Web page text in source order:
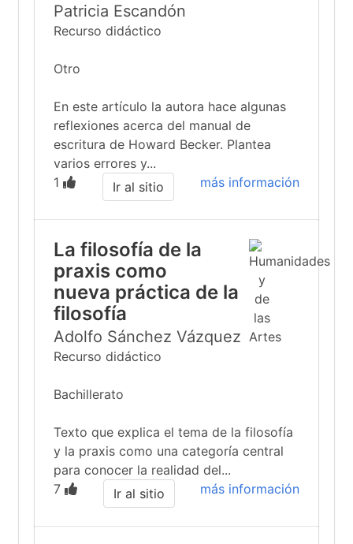
Patricia Escandón
Recurso didáctico
Otro
En este artículo la autora hace algunas
reflexiones acerca del manual de
escritura de Howard Becker. Plantea
varios errores y...
1
más información
Ir al sitio
La filosofía de la
praxis como
nueva práctica de la
filosofía
Adolfo Sánchez Vázquez
Recurso didáctico
Bachillerato
Texto que explica el tema de la filosofía
y la praxis como una categoría central
para conocer la realidad del...
7
más información
Ir al sitio